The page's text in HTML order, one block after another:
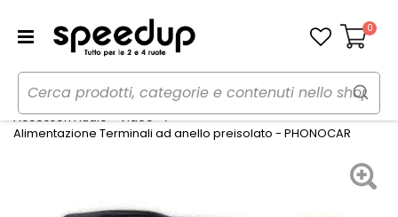
Carrello
0
Home Auto
Audio elettronica mobile
Accessori Audio - Video
Alimentazione Terminali ad anello preisolato - PHONOCAR